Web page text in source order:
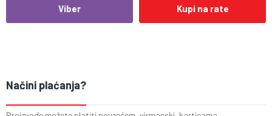
Viber Kupi na rate
Načini plaćanja?